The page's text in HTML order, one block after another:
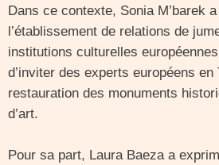
Dans ce contexte, Sonia M’barek
l’établissement de relations de
institutions culturelles
d’inviter des experts européens en
restauration des monuments
d’art.
Pour sa part, Laura Baeza a